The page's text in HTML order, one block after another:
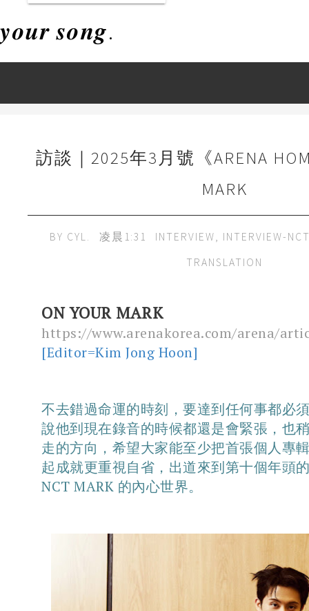
𝒚𝒐𝒖𝒓 𝒔𝒐𝒏𝒈.
訪談｜2025年3月號《ARENA
MARK
BY CYL. 凌晨1:31 INTERVIEW, INTERVIEW-NCT
TRANSLATION
ON YOUR MARK
https://www.arenakorea.com/arena/
[Editor=Kim Jong Hoon]
不去錯過命運的時刻，要達到任何事都必
說他到現在錄音的時候都還是會緊張，也
走的方向，希望大家能至少把首張個人專
起成就更重視自省，出道來到第十個年頭
NCT MARK 的內心世界。